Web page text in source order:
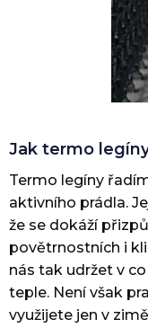
Jak termo
Termo legíny
aktivního prádla.
že se dokáží
povětrnostních i
nás tak udržet v
teple. Není však
využijete jen v